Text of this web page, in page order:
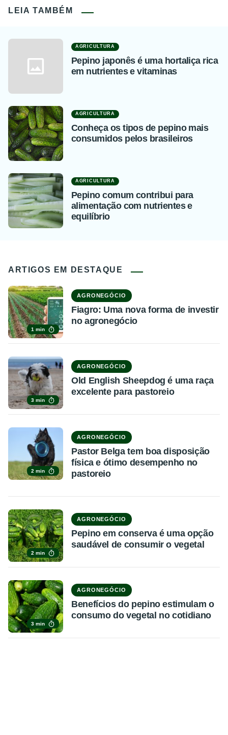
LEIA TAMBÉM
AGRICULTURA
Pepino japonês é uma hortaliça rica
em nutrientes e vitaminas
AGRICULTURA
Conheça os tipos de pepino mais
consumidos pelos brasileiros
AGRICULTURA
Pepino comum contribui para
alimentação com nutrientes e
equilíbrio
ARTIGOS EM DESTAQUE
1 min
AGRONEGÓCIO
Fiagro: Uma nova forma de investir
no agronegócio
3 min
AGRONEGÓCIO
Old English Sheepdog é uma raça
excelente para pastoreio
2 min
AGRONEGÓCIO
Pastor Belga tem boa disposição
física e ótimo desempenho no
pastoreio
2 min
AGRONEGÓCIO
Pepino em conserva é uma opção
saudável de consumir o vegetal
3 min
AGRONEGÓCIO
Benefícios do pepino estimulam o
consumo do vegetal no cotidiano